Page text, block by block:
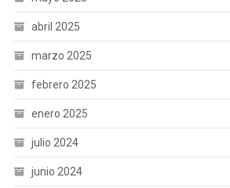
abril 2025
marzo 2025
febrero 2025
enero 2025
julio 2024
junio 2024